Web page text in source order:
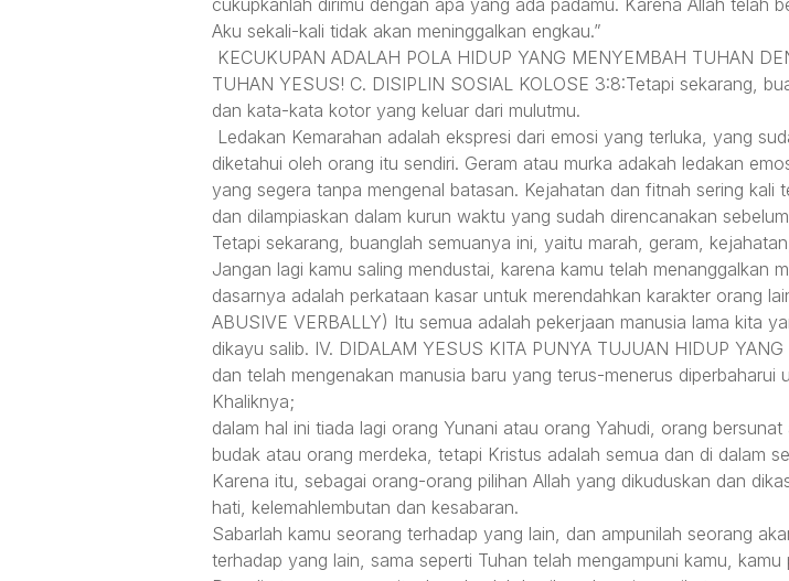
cukupkanlah dirimu dengan apa yang ada padamu. Karena Allah telah
Aku sekali-kali tidak akan meninggalkan engkau.”
KECUKUPAN ADALAH POLA HIDUP YANG MENYEMBAH TUHAN
TUHAN YESUS! C. DISIPLIN SOSIAL KOLOSE 3:8:Tetapi sekarang,
dan kata-kata kotor yang keluar dari mulutmu.
Ledakan Kemarahan adalah ekspresi dari emosi yang terluka, yang
diketahui oleh orang itu sendiri. Geram atau murka adakah ledakan
yang segera tanpa mengenal batasan. Kejahatan dan fitnah sering kali
dan dilampiaskan dalam kurun waktu yang sudah direncanakan
Tetapi sekarang, buanglah semuanya ini, yaitu marah, geram,
Jangan lagi kamu saling mendustai, karena kamu telah menanggalkan
dasarnya adalah perkataan kasar untuk merendahkan karakter orang
ABUSIVE VERBALLY) Itu semua adalah pekerjaan manusia lama kita
dikayu salib. IV. DIDALAM YESUS KITA PUNYA TUJUAN HIDUP YANG
dan telah mengenakan manusia baru yang terus-menerus
Khaliknya;
dalam hal ini tiada lagi orang Yunani atau orang Yahudi, orang
budak atau orang merdeka, tetapi Kristus adalah semua dan di dalam
Karena itu, sebagai orang-orang pilihan Allah yang dikuduskan dan
hati, kelemahlembutan dan kesabaran.
Sabarlah kamu seorang terhadap yang lain, dan ampunilah seorang
terhadap yang lain, sama seperti Tuhan telah mengampuni kamu, kamu